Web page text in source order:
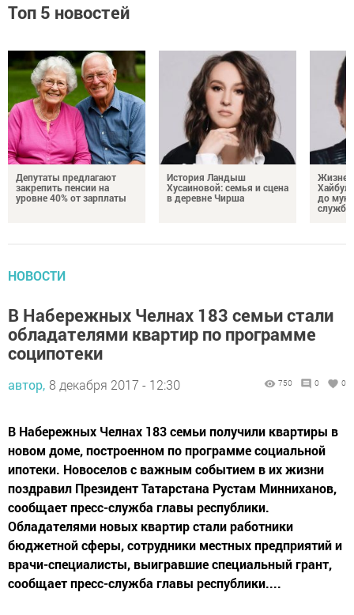
Топ 5 новостей
Депутаты предлагают
закрепить пенсии на
уровне 40% от зарплаты
История Ландыш
Хусаиновой: семья и сцена
в деревне Чирша
до
службы
НОВОСТИ
В Набережных Челнах 183 семьи стали
обладателями квартир по программе
соципотеки
автор, 8 декабря 2017 - 12:30 750 0 0
В Набережных Челнах 183 семьи получили квартиры в
новом доме, построенном по программе социальной
ипотеки. Новоселов с важным событием в их жизни
поздравил Президент Татарстана Рустам Минниханов,
сообщает пресс-служба главы республики.
Обладателями новых квартир стали работники
бюджетной сферы, сотрудники местных предприятий и
врачи-специалисты, выигравшие специальный грант,
сообщает пресс-служба главы республики....